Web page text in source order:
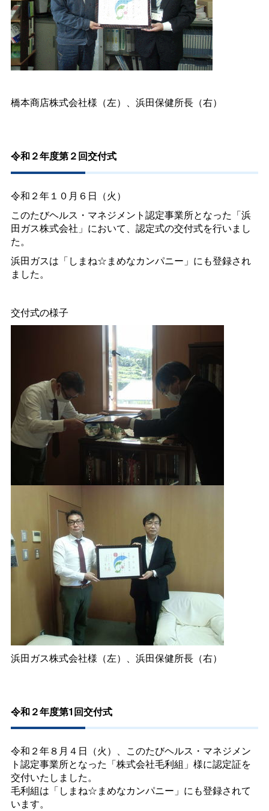
橋本商店株式会社様（左）、浜田保健所長（右）
令和２年度第２回交付式
令和２年１０月６日（火）
このたびヘルス・マネジメント認定事業所となった「浜
田ガス株式会社」において、認定式の交付式を行いまし
た。
浜田ガスは「しまね☆まめなカンパニー」にも登録され
ました。
交付式の様子
浜田ガス株式会社様（左）、浜田保健所長（右）
令和２年度第1回交付式
令和２年８月４日（火）、このたびヘルス・マネジメン
ト認定事業所となった「株式会社毛利組」様に認定証を
交付いたしました。
毛利組は「しまね☆まめなカンパニー」にも登録されて
います。